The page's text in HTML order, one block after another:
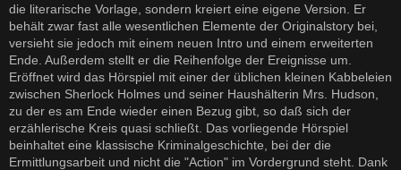
die literarische Vorlage, sondern kreiert eine eigene Version. Er
behält zwar fast alle wesentlichen Elemente der Originalstory bei,
versieht sie jedoch mit einem neuen Intro und einem erweiterten
Ende. Außerdem stellt er die Reihenfolge der Ereignisse um.
Eröffnet wird das Hörspiel mit einer der üblichen kleinen Kabbeleien
zwischen Sherlock Holmes und seiner Haushälterin Mrs. Hudson,
zu der es am Ende wieder einen Bezug gibt, so daß sich der
erzählerische Kreis quasi schließt. Das vorliegende Hörspiel
beinhaltet eine klassische Kriminalgeschichte, bei der die
Ermittlungsarbeit und nicht die "Action" im Vordergrund steht. Dank